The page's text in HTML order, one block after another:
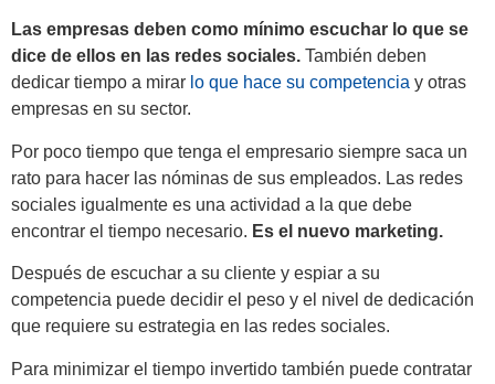
Las empresas deben como mínimo escuchar lo que se
dice de ellos en las redes sociales. También deben
dedicar tiempo a mirar lo que hace su competencia y otras
empresas en su sector.
Por poco tiempo que tenga el empresario siempre saca un
rato para hacer las nóminas de sus empleados. Las redes
sociales igualmente es una actividad a la que debe
encontrar el tiempo necesario. Es el nuevo marketing.
Después de escuchar a su cliente y espiar a su
competencia puede decidir el peso y el nivel de dedicación
que requiere su estrategia en las redes sociales.
Para minimizar el tiempo invertido también puede contratar